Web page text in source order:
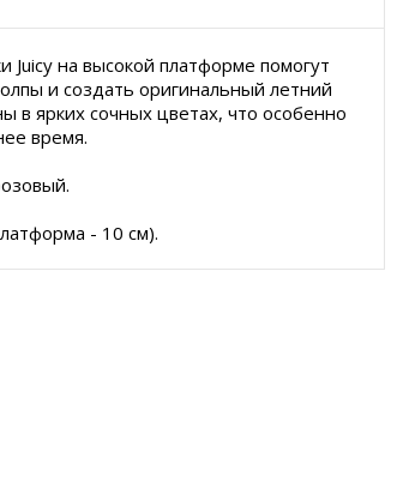
Juicy на высокой платформе помогут
и создать оригинальный летний
в ярких сочных цветах, что особенно
время.
- 10 см).